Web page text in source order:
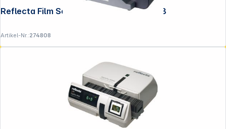
Reflecta Film Scanner Super 8 - Normal 8
Artikel-Nr.:274808